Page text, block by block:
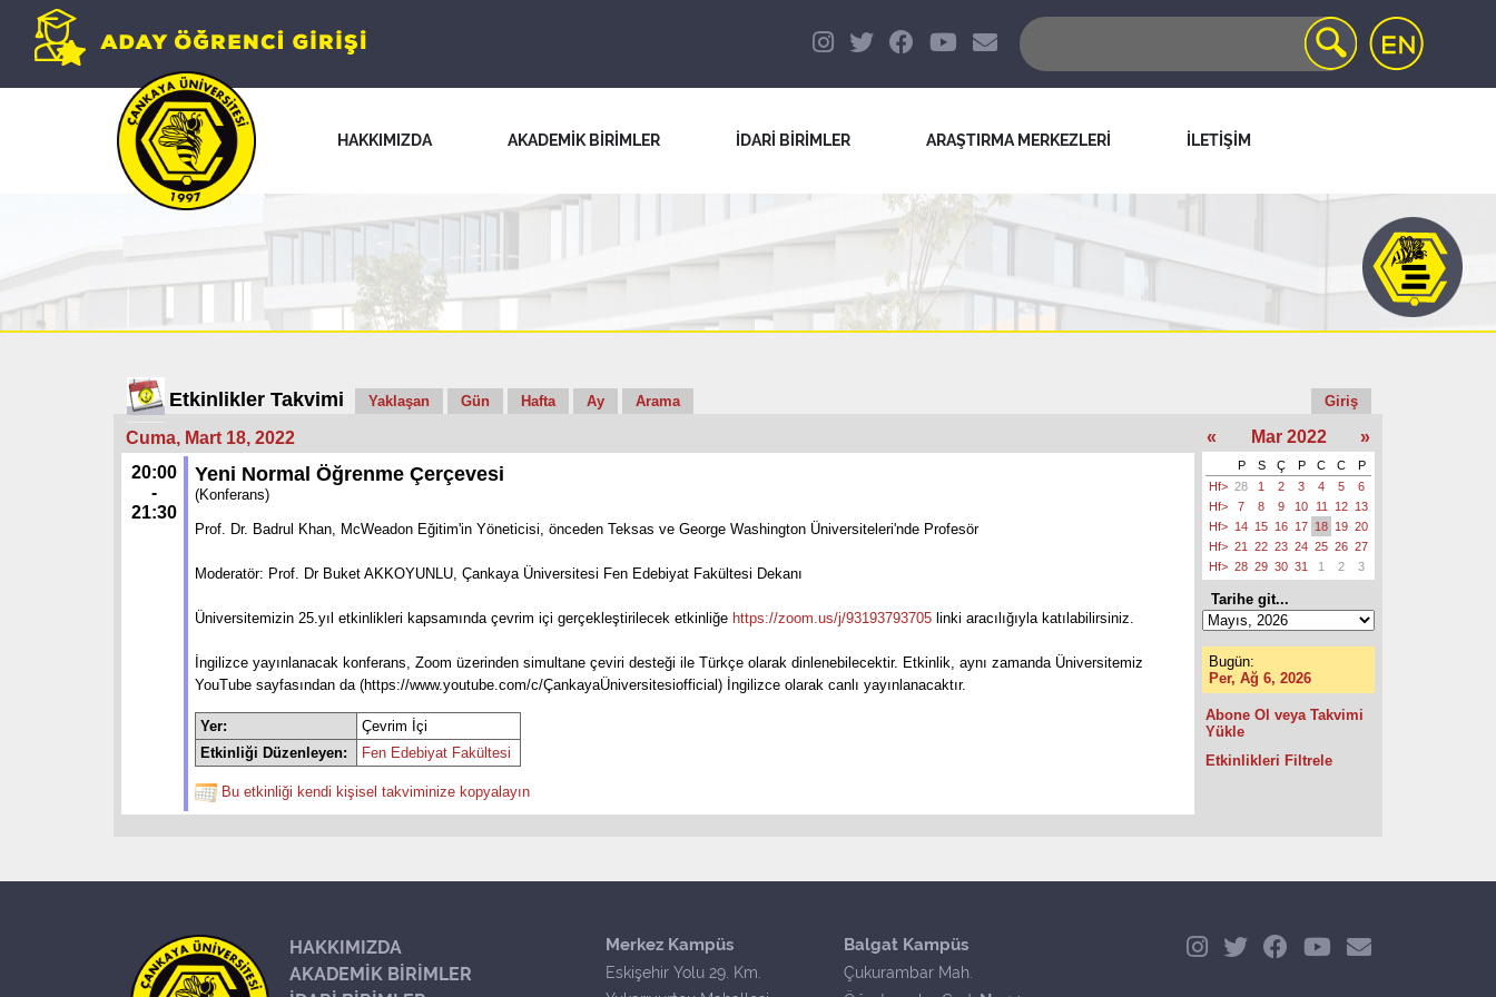
HAKKIMIZDA AKADEMİK BİRİMLER İDARİ BİRİMLER ARAŞTIRMA MERKEZLERİ İLETİŞİM
Etkinlikler Takvimi Yaklaşan Gün Hafta Ay Arama Giriş
Cuma, Mart 18, 2022
20:00
-
21:30
Yeni Normal Öğrenme Çerçevesi
(Konferans)
Prof. Dr. Badrul Khan, McWeadon Eğitim'in Yöneticisi, önceden Teksas ve George Washington Üniversiteleri'nde Profesör
Moderatör: Prof. Dr Buket AKKOYUNLU, Çankaya Üniversitesi Fen Edebiyat Fakültesi Dekanı
Üniversitemizin 25.yıl etkinlikleri kapsamında çevrim içi gerçekleştirilecek etkinliğe https://zoom.us/j/93193793705 linki aracılığıyla katılabilirsiniz.
İngilizce yayınlanacak konferans, Zoom üzerinden simultane çeviri desteği ile Türkçe olarak dinlenebilecektir. Etkinlik, aynı zamanda Üniversitemiz
YouTube sayfasından da (https://www.youtube.com/c/ÇankayaÜniversitesiofficial) İngilizce olarak canlı yayınlanacaktır.
Yer:
Çevrim İçi
Etkinliği Düzenleyen:
Fen Edebiyat Fakültesi
Bu etkinliği kendi kişisel takviminize kopyalayın
« Mar 2022 »
P S Ç P C C
P
Hf> 28 1 2 3 4 5
6
Hf>
7 8 9 10 11 12 13
Hf> 14 15 16 17 18 19 20
Hf> 21 22 23 24 25 26 27
Hf> 28 29 30 31 1 2 3
Tarihe git...
Bugün:
Per, Ağ 6, 2026
Abone Ol veya Takvimi
Yükle
Etkinlikleri Filtrele
HAKKIMIZDA
AKADEMİK BİRİMLER
Merkez Kampüs
Eskişehir Yolu 29. Km.
Balgat Kampüs
Çukurambar Mah.